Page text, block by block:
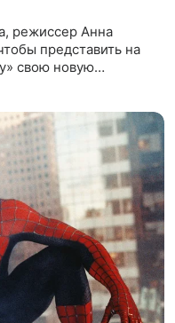
режиссер Анна
представить на
свою новую